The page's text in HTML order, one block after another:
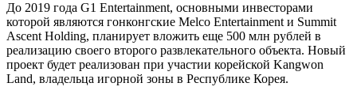
До 2019 года G1 Entertainment, основными инвесторами
которой являются гонконгские Melco Entertainment и Summit
Ascent Holding, планирует вложить еще 500 млн рублей в
реализацию своего второго развлекательного объекта. Новый
проект будет реализован при участии корейской Kangwon
Land, владельца игорной зоны в Республике Корея.